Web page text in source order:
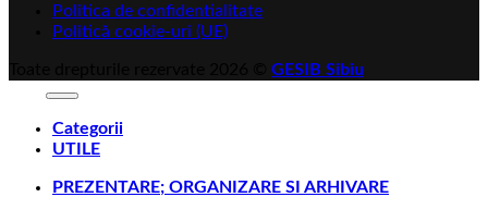
Politica de confidentialitate
Politică cookie-uri (UE)
GESIB Sibiu
Categorii
UTILE
PREZENTARE; ORGANIZARE SI ARHIVARE